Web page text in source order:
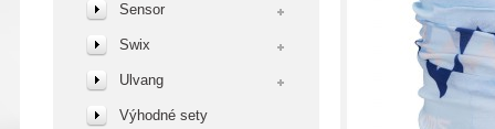
Sensor
Swix
Ulvang
Výhodné sety